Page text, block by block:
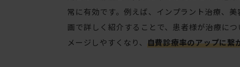
常に有効です。例えば、インプラント治療、
画で詳しく紹介することで、患者様が治療に
メージしやすくなり、 自費診療率のアップに繋